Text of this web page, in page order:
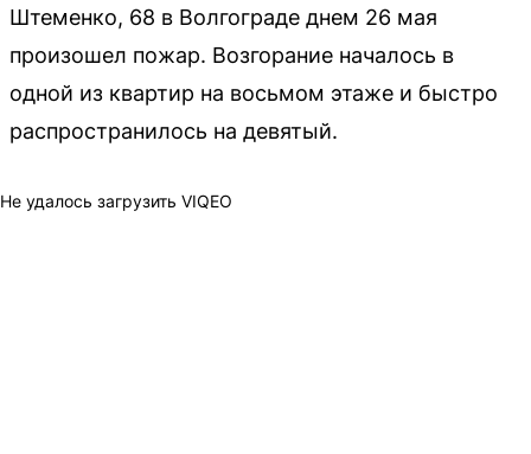
Штеменко, 68 в Волгограде днем 26 мая
произошел пожар. Возгорание началось в
одной из квартир на восьмом этаже и быстро
распространилось на девятый.
Не удалось загрузить VIQEO